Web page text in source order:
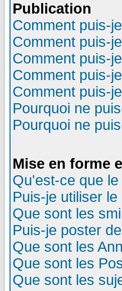
Publication
Comment puis-
Comment puis-
Comment puis-
Comment puis-
Comment puis-
Pourquoi ne
Pourquoi ne
Mise en forme
Qu'est-ce que
Puis-je utiliser le
Que sont les
Puis-je poster
Que sont les
Que sont les
Que sont les